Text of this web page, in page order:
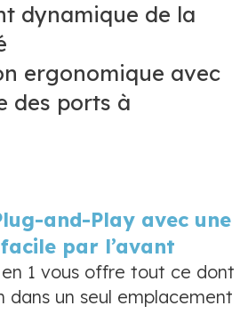
dynamique de la
ergonomique avec
des ports à
and-Play avec une
par l’avant
1 vous offre tout ce dont
dans un seul emplacement